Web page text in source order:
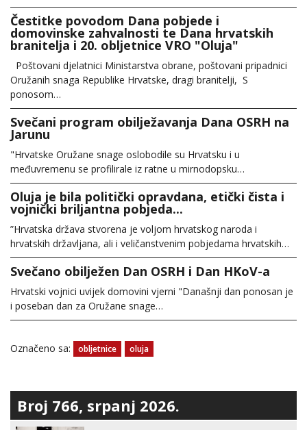
Čestitke povodom Dana pobjede i
domovinske zahvalnosti te Dana hrvatskih
branitelja i 20. obljetnice VRO "Oluja"
Poštovani djelatnici Ministarstva obrane, poštovani pripadnici
Oružanih snaga Republike Hrvatske, dragi branitelji, S
ponosom…
Svečani program obilježavanja Dana OSRH na
Jarunu
"Hrvatske Oružane snage oslobodile su Hrvatsku i u
međuvremenu se profilirale iz ratne u mirnodopsku…
Oluja je bila politički opravdana, etički čista i
vojnički briljantna pobjeda...
”Hrvatska država stvorena je voljom hrvatskog naroda i
hrvatskih državljana, ali i veličanstvenim pobjedama hrvatskih…
Svečano obilježen Dan OSRH i Dan HKoV-a
Hrvatski vojnici uvijek domovini vjerni "Današnji dan ponosan je
i poseban dan za Oružane snage…
Označeno sa: obljetnice oluja
Broj 766, srpanj 2026.